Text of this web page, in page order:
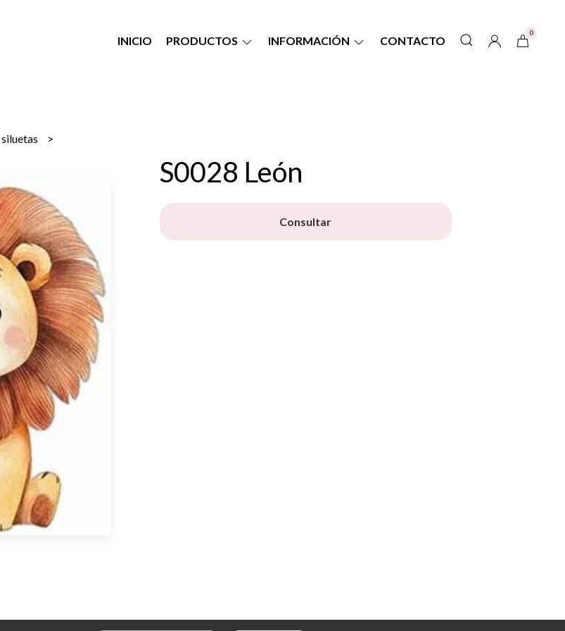
INICIO PRODUCTOS INFORMACIÓN CONTACTO
0
siluetas
S0028 León
Consultar